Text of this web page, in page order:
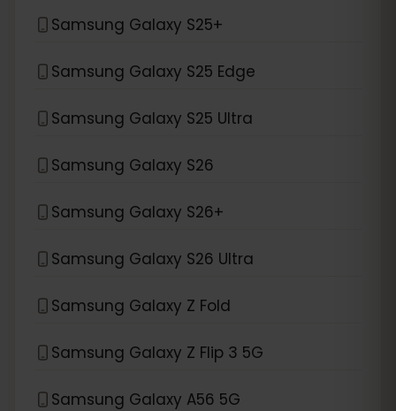
Samsung Galaxy S25+
Samsung Galaxy S25 Edge
Samsung Galaxy S25 Ultra
Samsung Galaxy S26
Samsung Galaxy S26+
Samsung Galaxy S26 Ultra
Samsung Galaxy Z Fold
Samsung Galaxy Z Flip 3 5G
Samsung Galaxy A56 5G